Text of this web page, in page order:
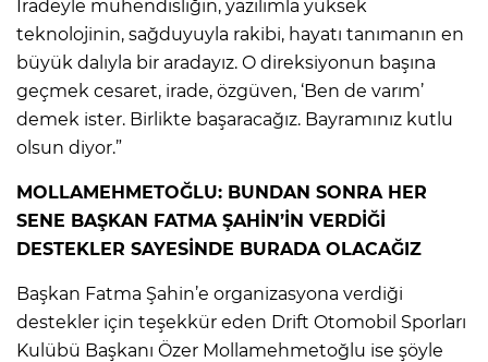
İradeyle mühendisliğin, yazılımla yüksek
teknolojinin, sağduyuyla rakibi, hayatı tanımanın en
büyük dalıyla bir aradayız. O direksiyonun başına
geçmek cesaret, irade, özgüven, ‘Ben de varım’
demek ister. Birlikte başaracağız. Bayramınız kutlu
olsun diyor.”
MOLLAMEHMETOĞLU: BUNDAN SONRA HER
SENE BAŞKAN FATMA ŞAHİN’İN VERDİĞİ
DESTEKLER SAYESİNDE BURADA OLACAĞIZ
Başkan Fatma Şahin’e organizasyona verdiği
destekler için teşekkür eden Drift Otomobil Sporları
Kulübü Başkanı Özer Mollamehmetoğlu ise şöyle